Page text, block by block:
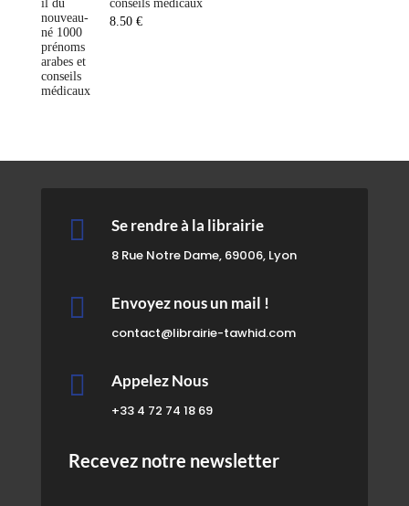
conseils médicaux
8.50 €
 Se rendre à la librairie
8 Rue Notre Dame, 69006, Lyon
 Envoyez nous un mail !
contact@librairie-tawhid.com
 Appelez Nous
+33 4 72 74 18 69
Recevez notre newsletter